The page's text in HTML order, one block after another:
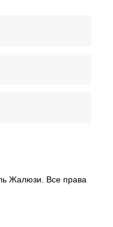
Жалюзи. Все права